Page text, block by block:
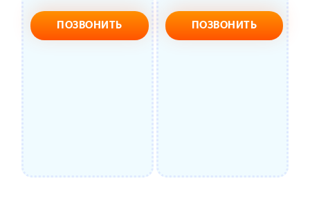
ПОЗВОНИТЬ ПОЗВОНИТЬ